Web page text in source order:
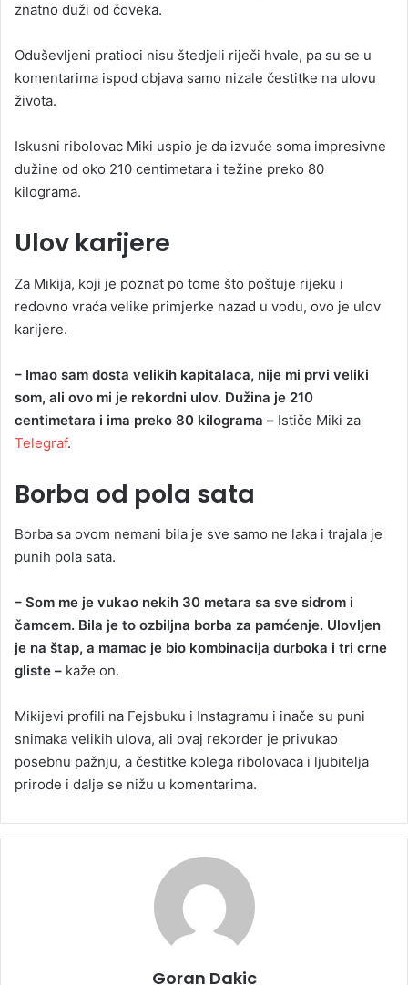
znatno duži od čoveka.
Oduševljeni pratioci nisu štedjeli riječi hvale, pa su se u
komentarima ispod objava samo nizale čestitke na ulovu
života.
Iskusni ribolovac Miki uspio je da izvuče soma impresivne
dužine od oko 210 centimetara i težine preko 80
kilograma.
Ulov karijere
Za Mikija, koji je poznat po tome što poštuje rijeku i
redovno vraća velike primjerke nazad u vodu, ovo je ulov
karijere.
– Imao sam dosta velikih kapitalaca, nije mi prvi veliki
som, ali ovo mi je rekordni ulov. Dužina je 210
centimetara i ima preko 80 kilograma – Ističe Miki za
Telegraf.
Borba od pola sata
Borba sa ovom nemani bila je sve samo ne laka i trajala je
punih pola sata.
– Som me je vukao nekih 30 metara sa sve sidrom i
čamcem. Bila je to ozbiljna borba za pamćenje. Ulovljen
je na štap, a mamac je bio kombinacija durboka i tri crne
gliste – kaže on.
Mikijevi profili na Fejsbuku i Instagramu i inače su puni
snimaka velikih ulova, ali ovaj rekorder je privukao
posebnu pažnju, a čestitke kolega ribolovaca i ljubitelja
prirode i dalje se nižu u komentarima.
Goran Dakic